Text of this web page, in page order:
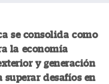
se consolida como
la economía
y generación
superar desafíos en